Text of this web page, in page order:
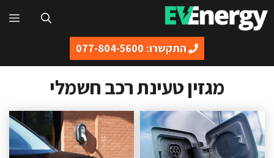
לדלג
לתוכן
התקשרו: 077-804-5600
מגזין טעינת רכב חשמלי